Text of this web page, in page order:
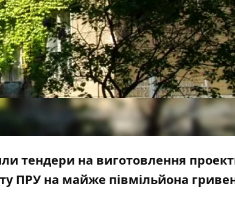
тендери на виготовлення
ПРУ на майже півмільйона